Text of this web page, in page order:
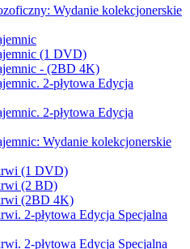
Wydanie kolekcjonerskie
(1 DVD)
- (2BD 4K)
2-płytowa Edycja
2-płytowa Edycja
Wydanie kolekcjonerskie
(1 DVD)
(2 BD)
(2BD 4K)
2-płytowa Edycja Specjalna
2-płytowa Edycja Specjalna